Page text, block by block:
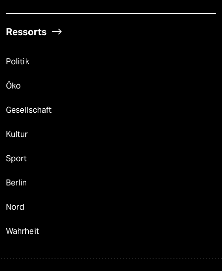
Ressorts
Politik
Öko
Gesellschaft
Kultur
Sport
Berlin
Nord
Wahrheit